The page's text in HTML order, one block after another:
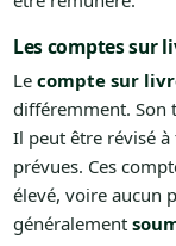
Les comptes sur
Le compte sur
différemment. Son
Il peut être révisé
prévues. Ces
élevé, voire aucun
généralement